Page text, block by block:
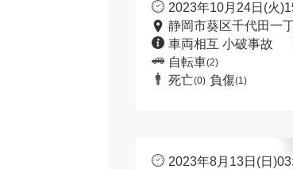
2023年10月24日(火
静岡市葵区千代田一
車両相互 小破事故
自転車(2)
死亡(0) 負傷(1)
2023年8月13日(日